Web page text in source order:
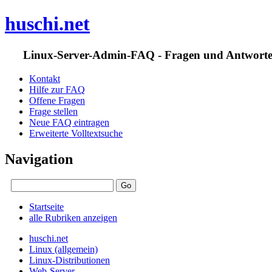
huschi.net
Linux-Server-Admin-FAQ - Fragen und
Kontakt
Hilfe zur FAQ
Offene Fragen
Frage stellen
Neue FAQ eintragen
Erweiterte Volltextsuche
Navigation
Startseite
alle Rubriken anzeigen
huschi.net
Linux (allgemein)
Linux-Distributionen